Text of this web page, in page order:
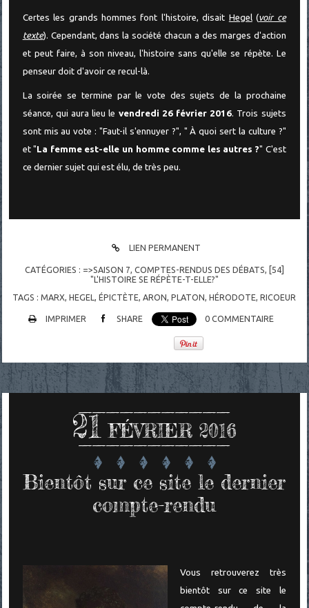
Certes les grands hommes font l'histoire, disait Hegel(voir ce
texte). Cependant, dans la société chacun a des marges d'action
et peut faire, à son niveau, l'histoire sans qu'elle se répète. Le
penseur doit d'avoir ce recul-là.
La soirée se termine par le vote des sujets de la prochaine
séance, qui aura lieu le vendredi 26 février 2016. Trois sujets
sont mis au vote : "Faut-il s'ennuyer ?", " À quoi sert la culture ?"
et "La femme est-elle un homme comme les autres ?" C'est
ce dernier sujet qui est élu, de très peu.
LIEN PERMANENT
CATÉGORIES : =>SAISON 7, COMPTES-RENDUS DES DÉBATS, [54]
"L'HISTOIRE SE RÉPÈTE-T-ELLE?"
TAGS :MARX,HEGEL,ÉPICTÈTE,ARON,PLATON,HÉRODOTE,RICOEUR
IMPRIMER SHARE 0 COMMENTAIRE
21 FÉVRIER 2016
Bientôt sur ce site le dernier
compte-rendu
Vous retrouverez très
bientôt sur ce site le